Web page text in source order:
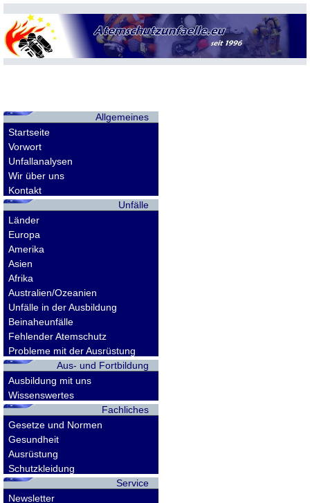
Allgemeines
Startseite
Vorwort
Unfallanalysen
Wir über uns
Kontakt
Unfälle
Länder
Europa
Amerika
Asien
Afrika
Australien/Ozeanien
Unfälle in der Ausbildung
Beinaheunfälle
Fehlender Atemschutz
Probleme mit der Ausrüstung
Aus- und Fortbildung
Ausbildung mit uns
Wissenswertes
Fachliches
Gesetze und Normen
Gesundheit
Ausrüstung
Schutzkleidung
Service
Newsletter